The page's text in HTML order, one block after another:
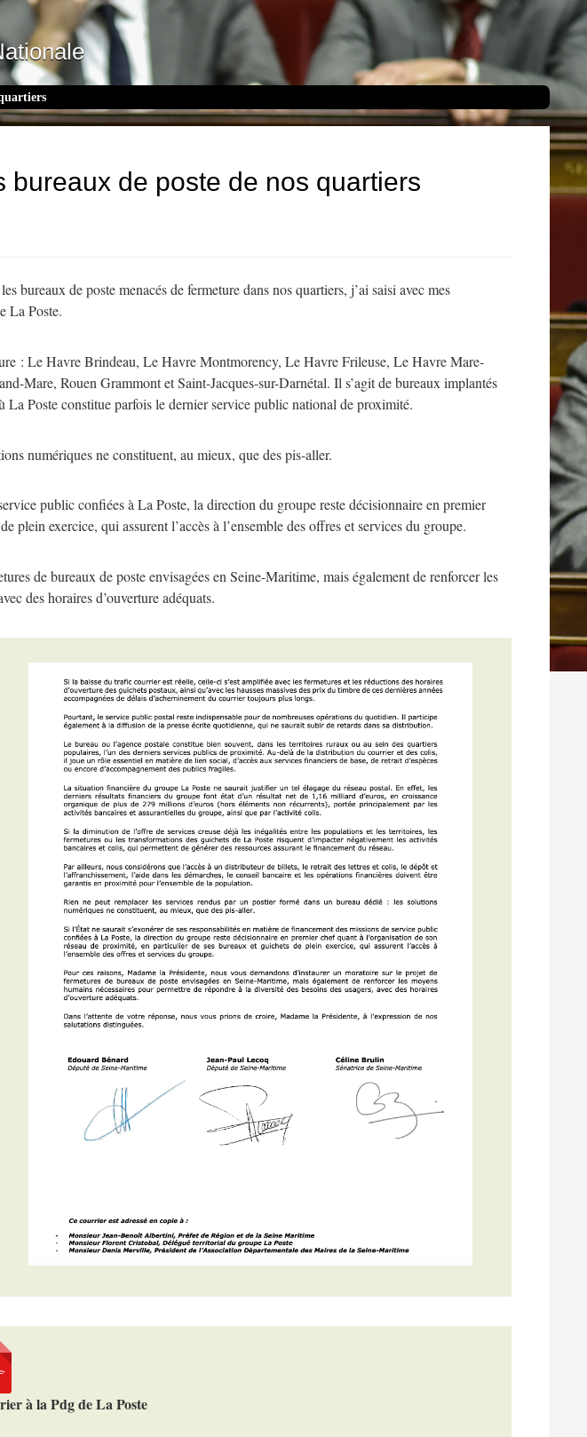
de poste de nos quartiers
bureaux de poste menacés de fermeture dans nos quartiers, j’ai saisi avec mes
La Poste.
: Le Havre Brindeau, Le Havre Montmorency, Le Havre Frileuse, Le Havre Mare-
Rouen Grammont et Saint-Jacques-sur-Darnétal. Il s’agit de bureaux implantés
La Poste constitue parfois le dernier service public national de proximité.
numériques ne constituent, au mieux, que des pis-aller.
public confiées à La Poste, la direction du groupe reste décisionnaire en premier
plein exercice, qui assurent l’accès à l’ensemble des offres et services du groupe.
de bureaux de poste envisagées en Seine-Maritime, mais également de renforcer les
des horaires d’ouverture adéquats.
à la Pdg de La Poste